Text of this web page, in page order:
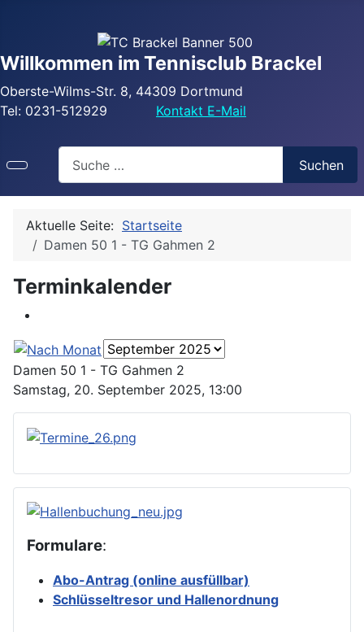
Willkommen im Tennisclub Brackel
Oberste-Wilms-Str. 8, 44309 Dortmund
Tel: 0231-512929
Kontakt E-Mail
Suchen
Aktuelle Seite: Startseite
Damen 50 1 - TG Gahmen 2
Terminkalender
Damen 50 1 - TG Gahmen 2
Samstag, 20. September 2025, 13:00
Formulare:
Abo-Antrag (online ausfüllbar)
Schlüsseltresor und Hallenordnung